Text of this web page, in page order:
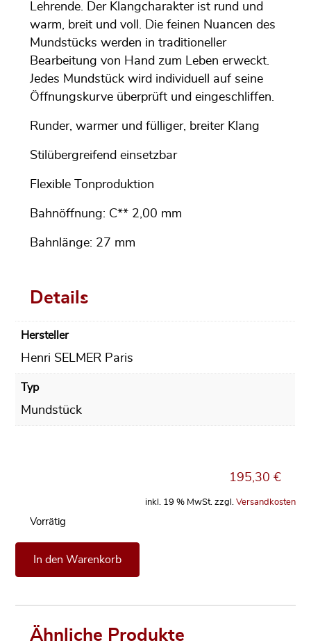
Lehrende. Der Klangcharakter ist rund und
warm, breit und voll. Die feinen Nuancen des
Mundstücks werden in traditioneller
Bearbeitung von Hand zum Leben erweckt.
Jedes Mundstück wird individuell auf seine
Öffnungskurve überprüft und eingeschliffen.
Runder, warmer und fülliger, breiter Klang
Stilübergreifend einsetzbar
Flexible Tonproduktion
Bahnöffnung: C** 2,00 mm
Bahnlänge: 27 mm
Details
Hersteller
Henri SELMER Paris
Typ
Mundstück
195,30€
inkl. 19 % MwSt. zzgl. Versandkosten
Vorrätig
In den Warenkorb
Ähnliche Produkte